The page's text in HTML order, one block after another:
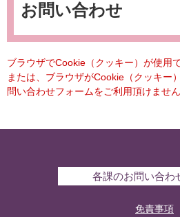
お問い合わせ
ブラウザでCookie（クッキー）が使用
または、ブラウザがCookie（クッキー
問い合わせフォームをご利用頂けません
各課のお問い合わ
免責事項